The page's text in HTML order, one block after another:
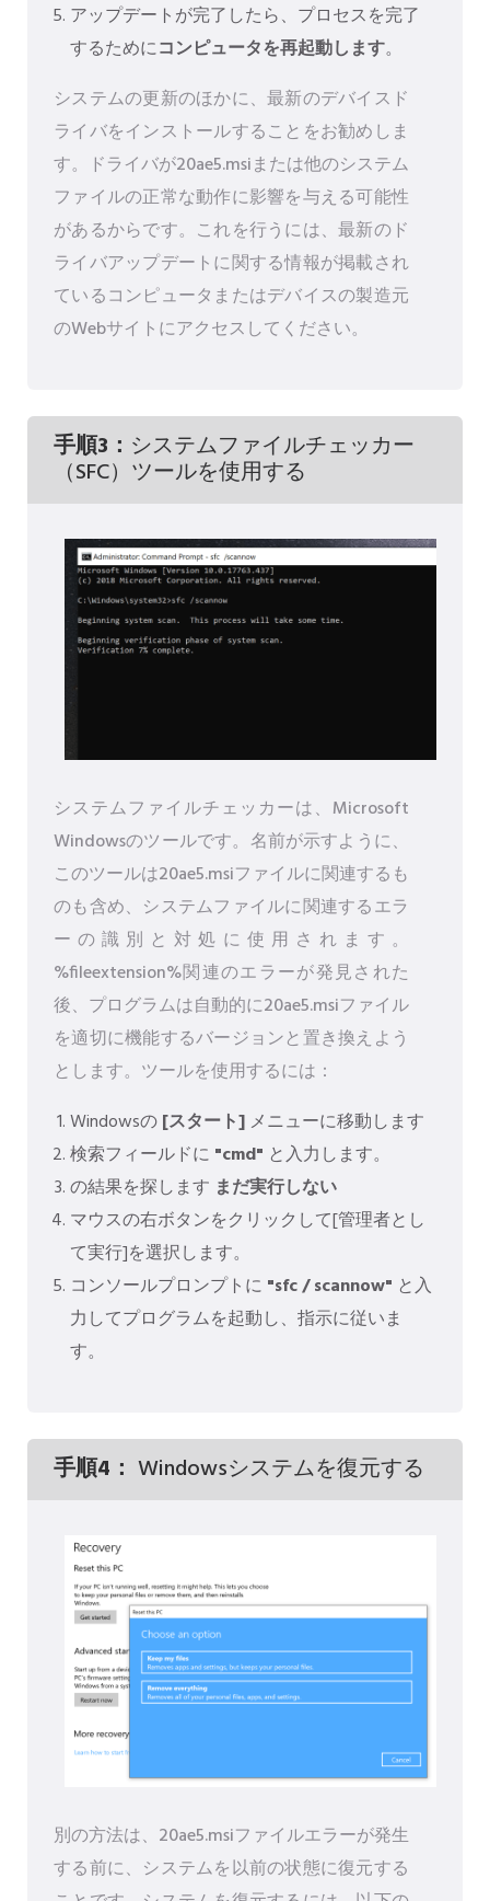
アップデートが完了したら、プロセスを完了
するためにコンピュータを再起動します。
システムの更新のほかに、最新のデバイスド
ライバをインストールすることをお勧めしま
す。ドライバが20ae5.msiまたは他のシステム
ファイルの正常な動作に影響を与える可能性
があるからです。これを行うには、最新のド
ライバアップデートに関する情報が掲載され
ているコンピュータまたはデバイスの製造元
のWebサイトにアクセスしてください。
手順3： システムファイルチェッカー
（SFC）ツールを使用する
システムファイルチェッカーは、Microsoft
Windowsのツールです。名前が示すように、
このツールは20ae5.msiファイルに関連するも
のも含め、システムファイルに関連するエラ
ーの識別と対処に使用されます。
%fileextension%関連のエラーが発見された
後、プログラムは自動的に20ae5.msiファイル
を適切に機能するバージョンと置き換えよう
とします。ツールを使用するには：
Windowsの[スタート] メニューに移動します
検索フィールドに "cmd" と入力します。
の結果を探します まだ実行しない
マウスの右ボタンをクリックして[管理者とし
て実行]を選択します。
コンソールプロンプトに "sfc / scannow" と入
力してプログラムを起動し、指示に従いま
す。
手順4： Windowsシステムを復元する
別の方法は、20ae5.msiファイルエラーが発生
する前に、システムを以前の状態に復元する